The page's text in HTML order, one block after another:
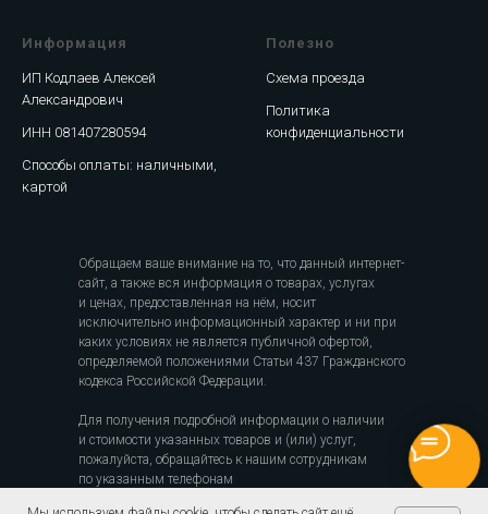
Информация
ИП Кодлаев Алексей
Александрович
ИНН 081407280594
Способы оплаты: наличными,
картой
Полезно
Схема проезда
Политика
конфиденциальности
Обращаем ваше внимание на то, что данный интернет-
сайт, а также вся информация о товарах, услугах
и ценах, предоставленная на нём, носит
исключительно информационный характер и ни при
каких условиях не является публичной офертой,
определяемой положениями Статьи 437 Гражданского
кодекса Российской Федерации.
Для получения подробной информации о наличии
и стоимости указанных товаров и (или) услуг,
пожалуйста, обращайтесь к нашим сотрудникам
по указанным телефонам